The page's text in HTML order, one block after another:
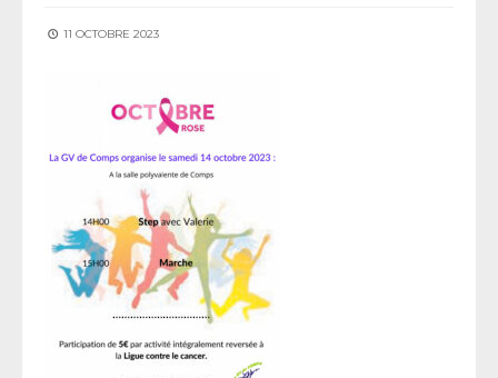
11 OCTOBRE 2023